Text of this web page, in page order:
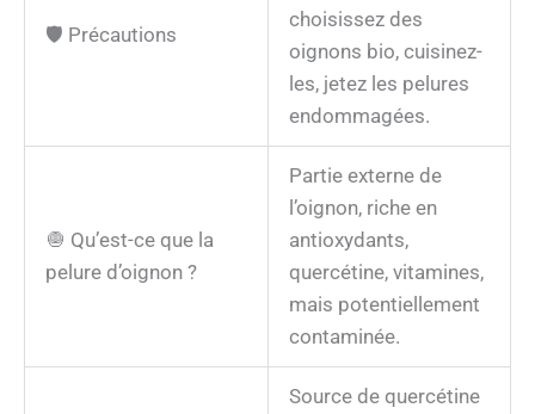
🛡️ Précautions
choisissez des
oignons bio, cuisinez-
les, jetez les pelures
endommagées.
🧅 Qu’est-ce que la
pelure d’oignon ?
Partie externe de
l’oignon, riche en
antioxydants,
quercétine, vitamines,
mais potentiellement
contaminée.
Source de quercétine